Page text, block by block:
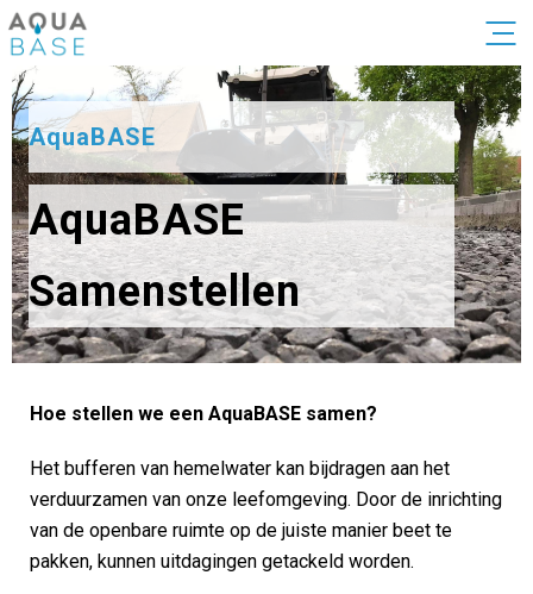
AquaBASE
AquaBASE
Samenstellen
Hoe stellen we een AquaBASE samen?
Het bufferen van hemelwater kan bijdragen aan het
verduurzamen van onze leefomgeving. Door de inrichting
van de openbare ruimte op de juiste manier beet te
pakken, kunnen uitdagingen getackeld worden.